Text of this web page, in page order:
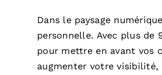
Dans le paysage
personnelle. Avec plus
pour mettre en avant vos
augmenter votre